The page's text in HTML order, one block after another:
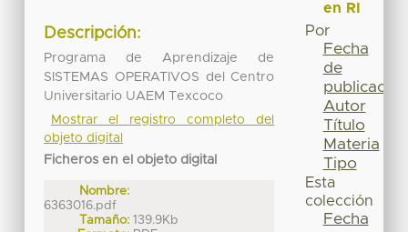
Descripción:
Programa de Aprendizaje de
SISTEMAS OPERATIVOS del Centro
Universitario UAEM Texcoco
Mostrar el registro completo del
objeto digital
Ficheros en el objeto digital
Nombre:
6363016.pdf
Tamaño: 139.9Kb
en RI
Por
Fecha
de
publicación
Autor
Título
Materia
Tipo
Esta
colección
Fecha